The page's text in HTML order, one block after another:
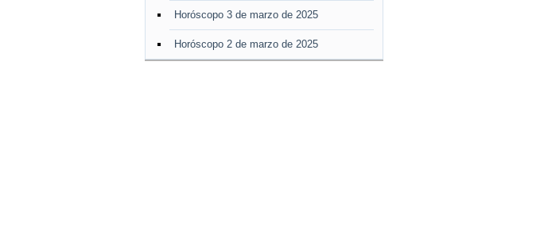
Horóscopo 3 de marzo de 2025
Horóscopo 2 de marzo de 2025